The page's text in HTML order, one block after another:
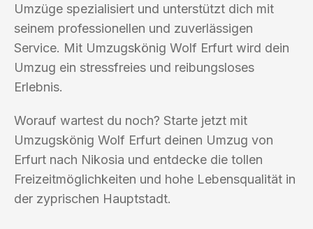
Umzüge spezialisiert und unterstützt dich mit
seinem professionellen und zuverlässigen
Service. Mit Umzugskönig Wolf Erfurt wird dein
Umzug ein stressfreies und reibungsloses
Erlebnis.
Worauf wartest du noch? Starte jetzt mit
Umzugskönig Wolf Erfurt deinen Umzug von
Erfurt nach Nikosia und entdecke die tollen
Freizeitmöglichkeiten und hohe Lebensqualität in
der zyprischen Hauptstadt.